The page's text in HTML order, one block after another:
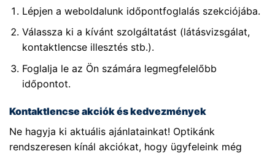
Lépjen a weboldalunk időpontfoglalás szekciójába.
Válassza ki a kívánt szolgáltatást (látásvizsgálat,
kontaktlencse illesztés stb.).
Foglalja le az Ön számára legmegfelelőbb
időpontot.
Kontaktlencse akciók és kedvezmények
Ne hagyja ki aktuális ajánlatainkat! Optikánk
rendszeresen kínál akciókat, hogy ügyfeleink még